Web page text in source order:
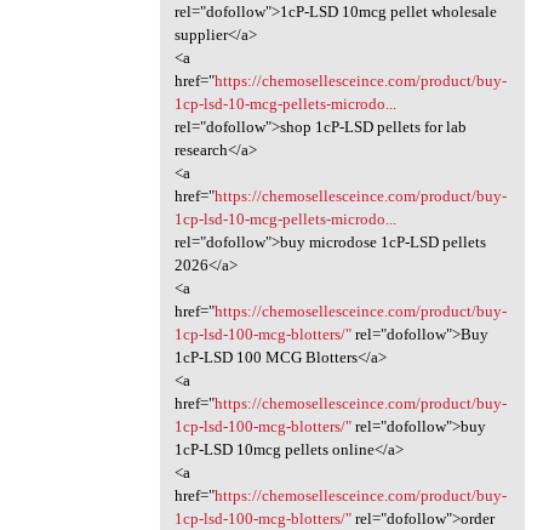
rel="dofollow">1cP-LSD 10mcg pellet wholesale
supplier</a>
<a
href="https://chemosellesceince.com/product/buy-
1cp-lsd-10-mcg-pellets-microdo...
rel="dofollow">shop 1cP-LSD pellets for lab
research</a>
<a
href="https://chemosellesceince.com/product/buy-
1cp-lsd-10-mcg-pellets-microdo...
rel="dofollow">buy microdose 1cP-LSD pellets
2026</a>
<a
href="https://chemosellesceince.com/product/buy-
1cp-lsd-100-mcg-blotters/"rel="dofollow">Buy
1cP-LSD 100 MCG Blotters</a>
<a
href="https://chemosellesceince.com/product/buy-
1cp-lsd-100-mcg-blotters/"rel="dofollow">buy
1cP-LSD 10mcg pellets online</a>
<a
href="https://chemosellesceince.com/product/buy-
1cp-lsd-100-mcg-blotters/"rel="dofollow">order